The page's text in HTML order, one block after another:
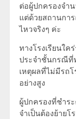
ต่อผู้ปกครองจำ
แต่ด้วยสถานกา
ไหวจริงๆ ค่ะ
ทางโรงเรียนใ
ประจำชั้นกรณีที่
เหตุผลที่ไม่มีรถ
อย่างสูง
ผู้ปกครองที่ชำร
จำเป็นต้องย้ายโ